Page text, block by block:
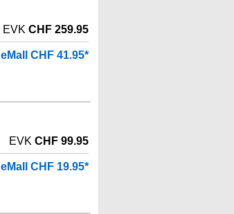
EVK CHF 259.95
eMall CHF 41.95*
EVK CHF 99.95
eMall CHF 19.95*